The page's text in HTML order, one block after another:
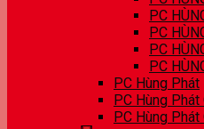
PC
PC
PC
PC
PC Hùng Phát
PC Hùng
PC Hùng